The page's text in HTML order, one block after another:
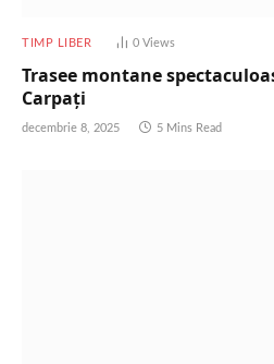
TIMP LIBER 0 Views
Trasee montane
Carpați
decembrie 8, 2025 5 Mins Read